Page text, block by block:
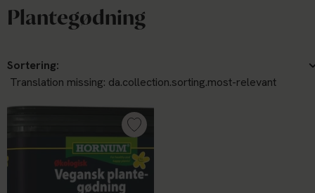
Plantegødning
Sortering: